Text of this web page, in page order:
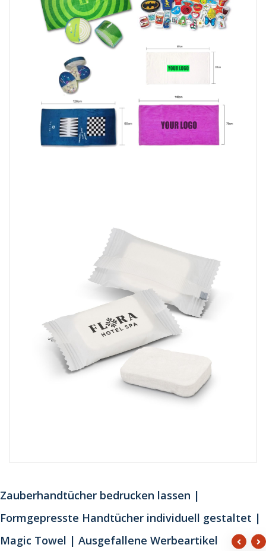
Zauberhandtücher bedrucken lassen |
Formgepresste Handtücher individuell gestaltet |
Magic Towel | Ausgefallene Werbeartikel